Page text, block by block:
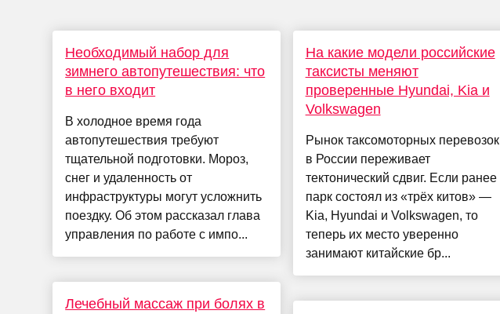
Необходимый набор для
зимнего автопутешествия: что
в него входит
В холодное время года
автопутешествия требуют
тщательной подготовки. Мороз,
снег и удаленность от
инфраструктуры могут усложнить
поездку. Об этом рассказал глава
управления по работе с импо...
Лечебный массаж при болях в
На какие модели российские
таксисты меняют
проверенные Hyundai, Kia и
Volkswagen
Рынок таксомоторных перевозок
в России переживает
тектонический сдвиг. Если ранее
парк состоял из «трёх китов» —
Kia, Hyundai и Volkswagen, то
теперь их место уверенно
занимают китайские бр...